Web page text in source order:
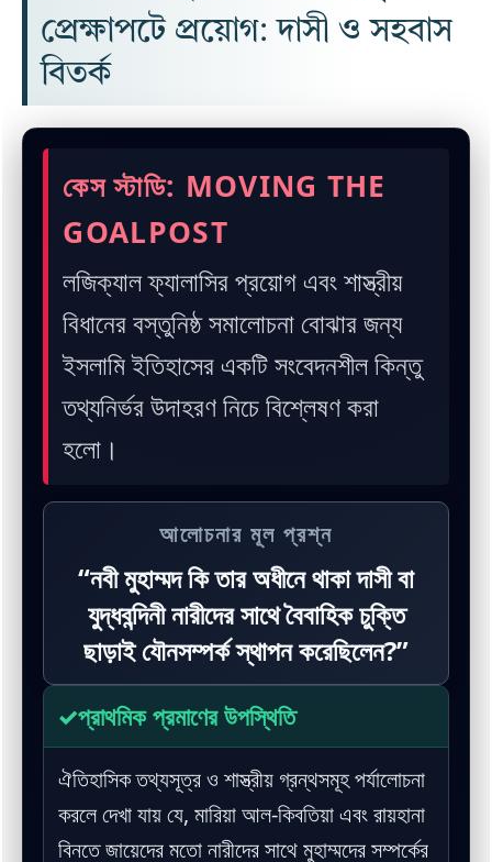
প্রেক্ষাপটে প্রয়োগ: দাসী ও সহবাস
বিতর্ক
কেস স্টাডি: MOVING THE
GOALPOST
লজিক্যাল ফ্যালাসির প্রয়োগ এবং শাস্ত্রীয়
বিধানের বস্তুনিষ্ঠ সমালোচনা বোঝার জন্য
ইসলামি ইতিহাসের একটি সংবেদনশীল কিন্তু
তথ্যনির্ভর উদাহরণ নিচে বিশ্লেষণ করা
হলো।
আলোচনার মূল প্রশ্ন
“নবী মুহাম্মদ কি তার অধীনে থাকা দাসী বা
যুদ্ধবন্দিনী নারীদের সাথে বৈবাহিক চুক্তি
ছাড়াই যৌনসম্পর্ক স্থাপন করেছিলেন?”
✓প্রাথমিক প্রমাণের উপস্থিতি
ঐতিহাসিক তথ্যসূত্র ও শাস্ত্রীয় গ্রন্থসমূহ পর্যালোচনা
করলে দেখা যায় যে, মারিয়া আল-কিবতিয়া এবং রায়হানা
বিনতে জায়েদের মতো নারীদের সাথে মুহাম্মদের সম্পর্কের